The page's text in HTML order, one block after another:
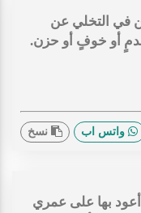
في التخلي عن
ندمٍ أو خوفٍ أو حزن.
واتس اب نسخ
بها على عمري